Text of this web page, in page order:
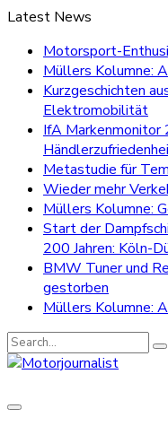
Latest News
Motorsport-
Müllers Kolumne:
Kurzgeschichten
Elektromobilität
IfA
Metastudie für
Wieder mehr
Müllers Kolumne:
Start der
200 Jahren: Köln-
BMW Tuner und
gestorben
Müllers Kolumne:
Search
for: